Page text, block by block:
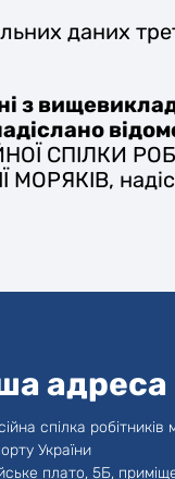
даних
з
СПІЛКИ
адреса
спілка робітників
України
плато, 5Б,